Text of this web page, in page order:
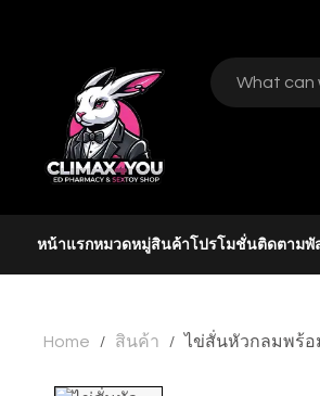
หน้าแรกหมวดหมู่สินค้า โปรโมชั่นติดตามพั
Home / สินค้า / ไข่สั่นหัวกลมพร้อ